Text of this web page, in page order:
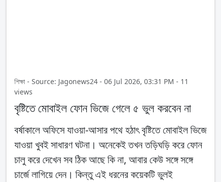
শিক্ষা - Source: Jagonews24 - 06 Jul 2026, 03:31 PM - 11
views
বৃষ্টিতে মোবাইল ফোন ভিজে গেলে ৫ ভুল করবেন না
বর্ষাকালে অফিসে যাওয়া-আসার পথে হঠাৎ বৃষ্টিতে মোবাইল ভিজে
যাওয়া খুবই সাধারণ ঘটনা। অনেকেই তখন তড়িঘড়ি করে ফোন
চালু করে দেখেন সব ঠিক আছে কি না, আবার কেউ সঙ্গে সঙ্গে
চার্জে লাগিয়ে দেন। কিন্তু এই ধরনের কয়েকটি ভুলই